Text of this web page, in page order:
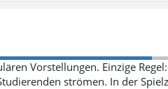
Vorstellungen. Einzige
strömen. In der